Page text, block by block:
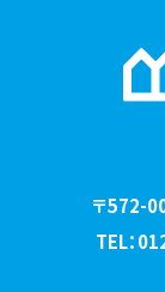
〒572-
TEL：